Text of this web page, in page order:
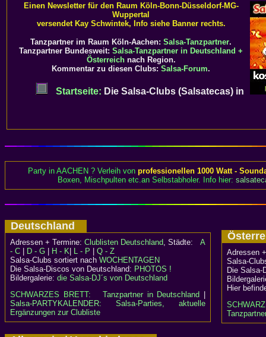
Einen Newsletter für den Raum Köln-Bonn-Düsseldorf-MG-
Wuppertal
versendet Kay Schwintek, Info siehe Banner rechts.
Tanzpartner im Raum Köln-Aachen: Salsa-Tanzpartner.
Tanzpartner Bundesweit: Salsa-Tanzpartner in Deutschland +
Österreichnach Region.
Kommentar zu diesen Clubs: Salsa-Forum.
Startseite: Die Salsa-Clubs (Salsatecas) in
Party in AACHEN ? Verleih von professionellen 1000 Watt -
Boxen, Mischpulten etc.an Selbstabholer. Info hier:
Deutschland
Adressen + Termine: Clublisten Deutschland, Städte: A
- C
D - G H - K L - P
Q - Z
Salsa-Clubs sortiert nach WOCHENTAGEN
Die Salsa-Discos von Deutschland: PHOTOS !
Bildergalerie: die Salsa-DJ´s von Deutschland
SCHWARZES BRETT:
Tanzpartner in Deutschland
Salsa-PARTYKALENDER: Salsa-Parties, aktuelle
Ergänzungen zur Clubliste
Adressen
Salsa-
Die
Hier